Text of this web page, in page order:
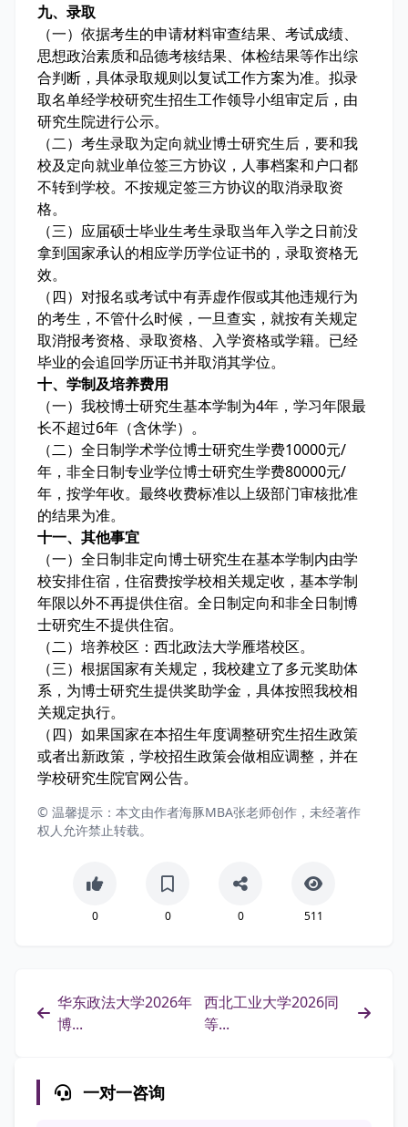
九、录取
（一）依据考生的申请材料审查结果、考试成绩、
思想政治素质和品德考核结果、体检结果等作出综
合判断，具体录取规则以复试工作方案为准。拟录
取名单经学校研究生招生工作领导小组审定后，由
研究生院进行公示。
（二）考生录取为定向就业博士研究生后，要和我
校及定向就业单位签三方协议，人事档案和户口都
不转到学校。不按规定签三方协议的取消录取资
格。
（三）应届硕士毕业生考生录取当年入学之日前没
拿到国家承认的相应学历学位证书的，录取资格无
效。
（四）对报名或考试中有弄虚作假或其他违规行为
的考生，不管什么时候，一旦查实，就按有关规定
取消报考资格、录取资格、入学资格或学籍。已经
毕业的会追回学历证书并取消其学位。
十、学制及培养费用
（一）我校博士研究生基本学制为4年，学习年限最
长不超过6年（含休学）。
（二）全日制学术学位博士研究生学费10000元/
年，非全日制专业学位博士研究生学费80000元/
年，按学年收。最终收费标准以上级部门审核批准
的结果为准。
十一、其他事宜
（一）全日制非定向博士研究生在基本学制内由学
校安排住宿，住宿费按学校相关规定收，基本学制
年限以外不再提供住宿。全日制定向和非全日制博
士研究生不提供住宿。
（二）培养校区：西北政法大学雁塔校区。
（三）根据国家有关规定，我校建立了多元奖助体
系，为博士研究生提供奖助学金，具体按照我校相
关规定执行。
（四）如果国家在本招生年度调整研究生招生政策
或者出新政策，学校招生政策会做相应调整，并在
学校研究生院官网公告。
© 温馨提示：本文由作者海豚MBA张老师创作，未经著作
权人允许禁止转载。
0 0 0 511
华东政法大学2026年
博...
西北工业大学2026同
等...
一对一咨询